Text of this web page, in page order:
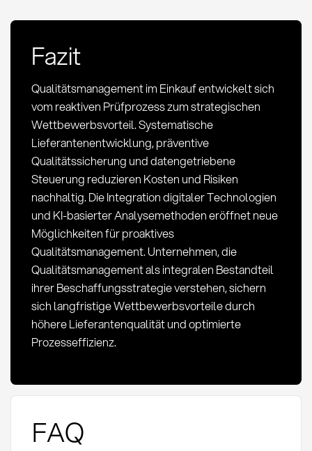
Fazit
Qualitätsmanagement im Einkauf entwickelt sich
vom reaktiven Prüfprozess zum strategischen
Wettbewerbsvorteil. Systematische
Lieferantenentwicklung, präventive
Qualitätssicherung und datengetriebene
Steuerung reduzieren Kosten und Risiken
nachhaltig. Die Integration digitaler Technologien
und KI-basierter Analysemethoden eröffnet neue
Möglichkeiten für proaktives
Qualitätsmanagement. Unternehmen, die
Qualitätsmanagement als integralen Bestandteil
ihrer Beschaffungsstrategie verstehen, sichern
sich langfristige Wettbewerbsvorteile durch
höhere Lieferantenqualität und optimierte
Prozesseffizienz.
FAQ